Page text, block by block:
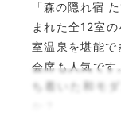
「森の隠れ宿
まれた全12室
室温泉を堪能
会席も人気で
ち着いた和モ